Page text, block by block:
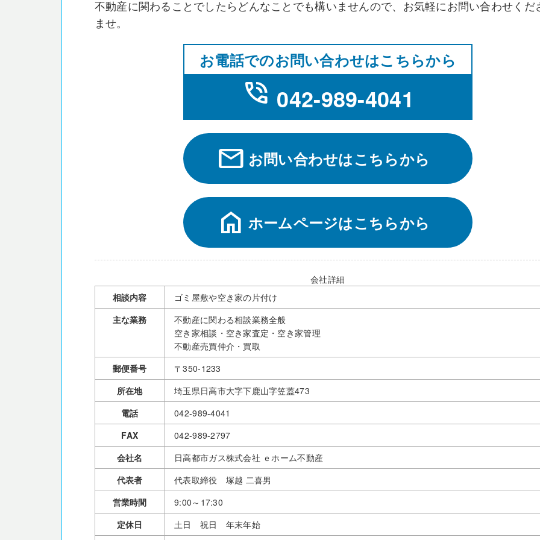
不動産に関わることでしたらどんなことでも構いませんので、お気軽にお問い合わせくだ
ませ。
お電話でのお問い合わせはこちらから
phone_in_talk 042-989-4041
mail お問い合わせはこちらから
home ホームページはこちらから
会社詳細
相談内容
ゴミ屋敷や空き家の片付け
主な業務
不動産に関わる相談業務全般
空き家相談・空き家査定・空き家管理
不動産売買仲介・買取
郵便番号
〒350-1233
所在地
埼玉県日高市大字下鹿山字笠蓋473
電話
042-989-4041
FAX
042-989-2797
会社名
日高都市ガス株式会社 ｅホーム不動産
代表者
代表取締役 塚越 二喜男
営業時間
9:00～17:30
定休日
土日 祝日 年末年始